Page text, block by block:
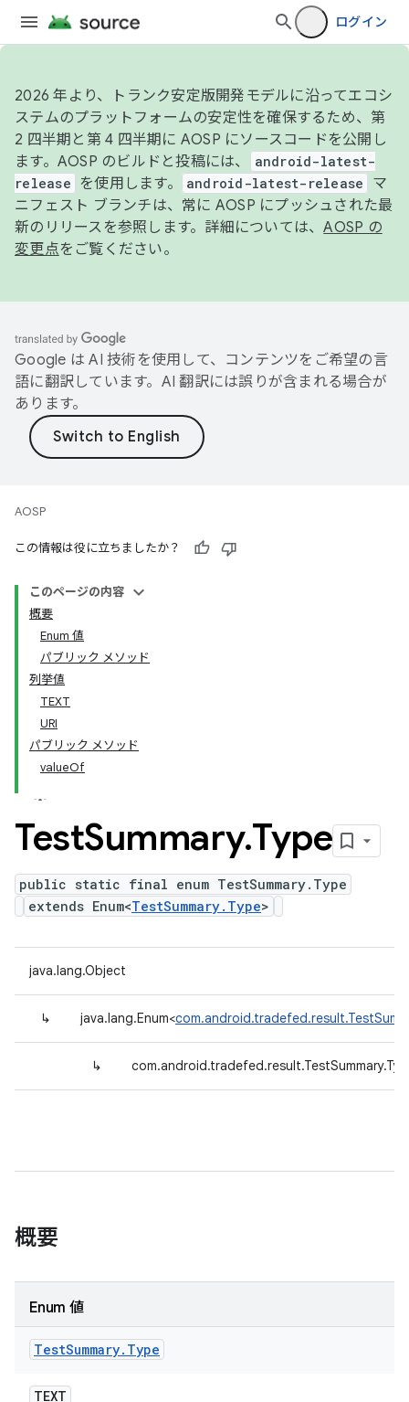
ログイン
2026 年より、トランク安定版開発モデルに沿ってエコシ
ステムのプラットフォームの安定性を確保するため、第
2 四半期と第 4 四半期に AOSP にソースコードを公開し
ます。AOSP のビルドと投稿には、
android-latest-
release
を使用します。 android-latest-release
マ
ニフェスト ブランチは、常に AOSP にプッシュされた最
新のリリースを参照します。詳細については、AOSP の
変更点をご覧ください。
Google は AI 技術を使用して、コンテンツをご希望の言
語に翻訳しています。AI 翻訳には誤りが含まれる場合が
あります。
AOSP
この情報は役に立ちましたか？
このページの内容
概要
Enum 値
パブリック メソッド
列挙値
TEXT
URI
パブリック メソッド
valueOf
TestSummary.Type
public static final enum TestSummary.Type
extends Enum<TestSummary.Type>
java.lang.Object
↳ java.lang.Enum<
↳
概要
Enum 値
TestSummary. Type
TEXT